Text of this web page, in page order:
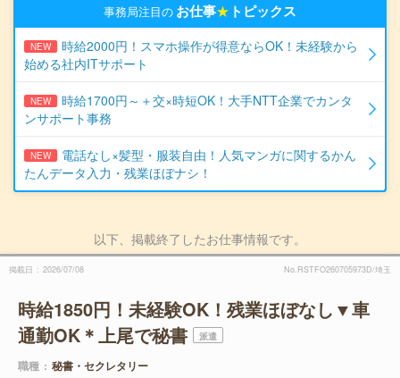
事務局注目の お仕事★ トピックス
NEW
時給2000円！スマホ操作が得意ならOK！未経験から
始める社内ITサポート
NEW
時給1700円～＋交×時短OK！大手NTT企業でカンタ
ンサポート事務
NEW
電話なし×髪型・服装自由！人気マンガに関するかん
たんデータ入力・残業ほぼナシ！
以下、掲載終了したお仕事情報です。
掲載日 2026/07/08 No.RSTFO260705973D/埼玉
時給1850円！未経験OK！残業ほぼなし▼車
通勤OK＊上尾で秘書
派遣
職種
秘書・セクレタリー